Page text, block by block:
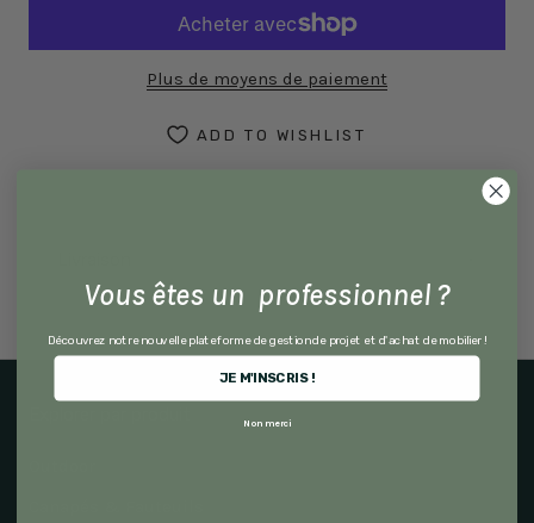
Plus de moyens de paiement
ADD TO WISHLIST
Vous êtes un professionnel ?
Découvrez notre nouvelle plateforme de gestion de projet et d'achat de mobilier !
JE M'INSCRIS !
Non merci